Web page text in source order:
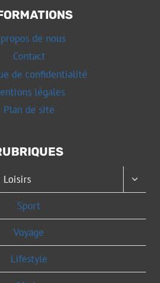
de nous
Contact
de confidentialité
légales
Plan de site
Loisirs
Sport
Voyage
Lifestyle